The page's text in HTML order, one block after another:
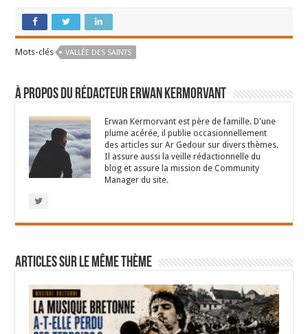
Mots-clés VALLÉE DES SAINTS
À propos du rédacteur Erwan Kermorvant
Erwan Kermorvant est père de famille. D'une
plume acérée, il publie occasionnellement
des articles sur Ar Gedour sur divers thèmes.
Il assure aussi la veille rédactionnelle du
blog et assure la mission de Community
Manager du site.
Articles sur le même thème